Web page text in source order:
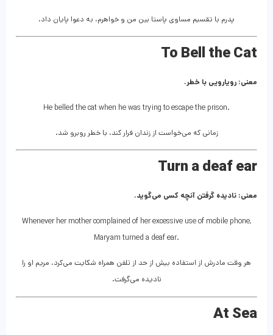
پدرم با تقسیم مساوی پاستا بین من و خواهرم، به دعوا پایان داد.
To Bell the Cat
معنی: رویارویی با خطر.
He belled the cat when he was trying to escape the prison.
زمانی که می‌خواست از زندان فرار کند، با خطر روبرو شد.
Turn a deaf ear
معنی: نادیده گرفتن آنچه کسی می‌گوید.
Whenever her mother complained of her excessive use of mobile phone,
Maryam turned a deaf ear.
هر وقت مادرش از استفاده بیش از حد از تلفن همراه شکایت می‌کرد، مریم او را
نادیده می‌گرفت.
At Sea